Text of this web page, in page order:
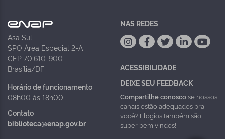
Asa Sul
SPO Área Especial 2-A
CEP 70.610-900
Brasília/DF
Horário de funcionamento
08h00 às 18h00
Contato
biblioteca@enap.gov.br
NAS REDES
ACESSIBILIDADE
DEIXE SEU FEEDBACK
Compartilhe conoscose nossos
canais estão adequados pra
você? Elogios também são
super bem vindos!